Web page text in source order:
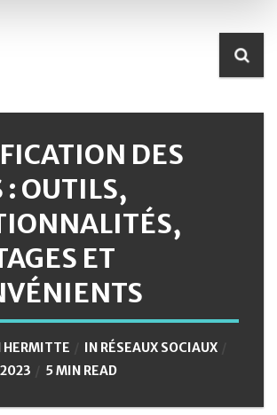
DES
: OUTILS,
ET
HERMITTE IN RÉSEAUX SOCIAUX
5 MIN READ